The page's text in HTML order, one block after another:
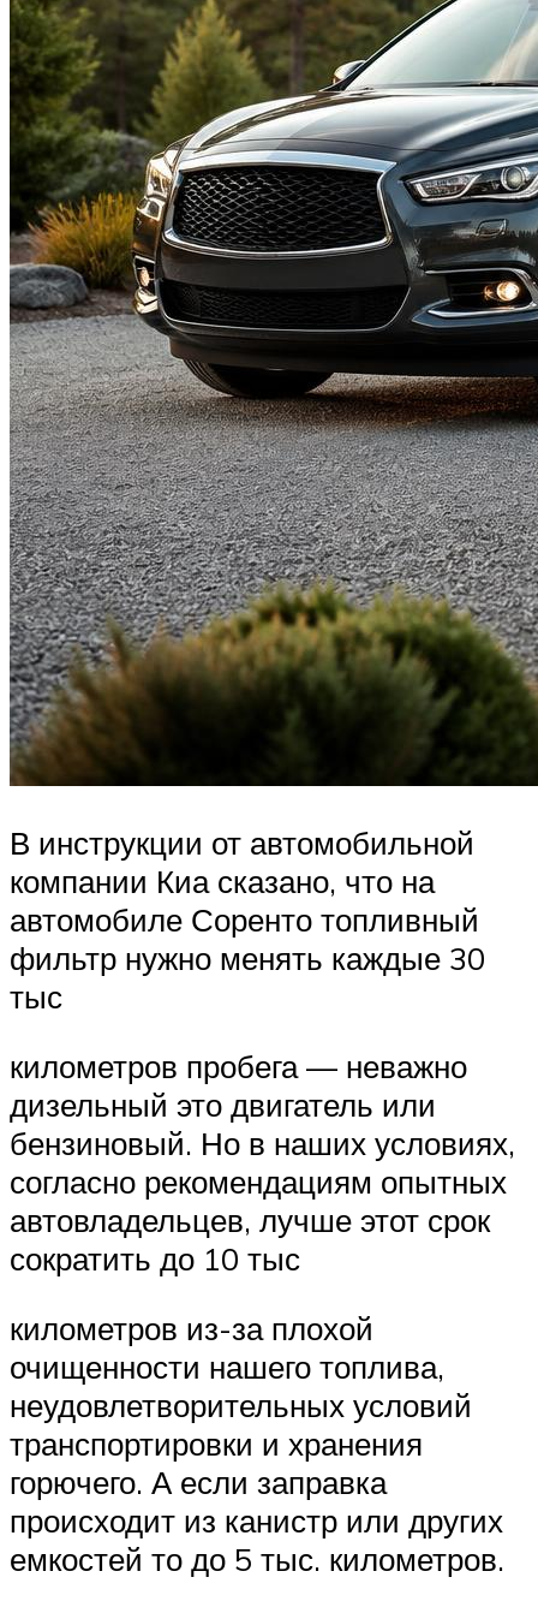
В инструкции от автомобильной
компании Киа сказано, что на
автомобиле Соренто топливный
фильтр нужно менять каждые 30
тыс
километров пробега — неважно
дизельный это двигатель или
бензиновый. Но в наших условиях,
согласно рекомендациям опытных
автовладельцев, лучше этот срок
сократить до 10 тыс
километров из-за плохой
очищенности нашего топлива,
неудовлетворительных условий
транспортировки и хранения
горючего. А если заправка
происходит из канистр или других
емкостей то до 5 тыс. километров.